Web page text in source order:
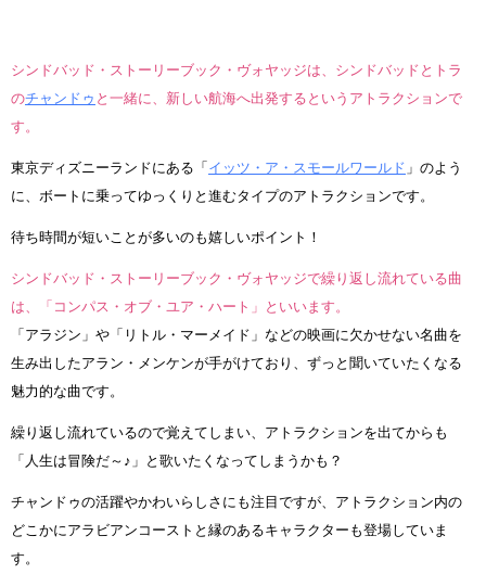
シンドバッド・ストーリーブック・ヴォヤッジは、シンドバッドとトラ
のチャンドゥ と一緒に、新しい航海へ出発するというアトラクションで
す。
東京ディズニーランドにある「 イッツ・ア・スモールワールド 」のよう
に、ボートに乗ってゆっくりと進むタイプのアトラクションです。
待ち時間が短いことが多いのも嬉しいポイント！
シンドバッド・ストーリーブック・ヴォヤッジで繰り返し流れている曲
は、「コンパス・オブ・ユア・ハート」といいます。
「アラジン」や「リトル・マーメイド」などの映画に欠かせない名曲を
生み出したアラン・メンケンが手がけており、ずっと聞いていたくなる
魅力的な曲です。
繰り返し流れているので覚えてしまい、アトラクションを出てからも
「人生は冒険だ～♪」と歌いたくなってしまうかも？
チャンドゥの活躍やかわいらしさにも注目ですが、アトラクション内の
どこかにアラビアンコーストと縁のあるキャラクターも登場していま
す。